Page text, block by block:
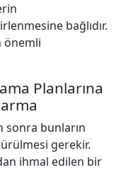
bağlıdır.
önemli
Planlarına
sonra bunların
gerekir.
ihmal edilen bir